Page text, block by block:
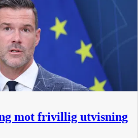
mot frivillig utvisning